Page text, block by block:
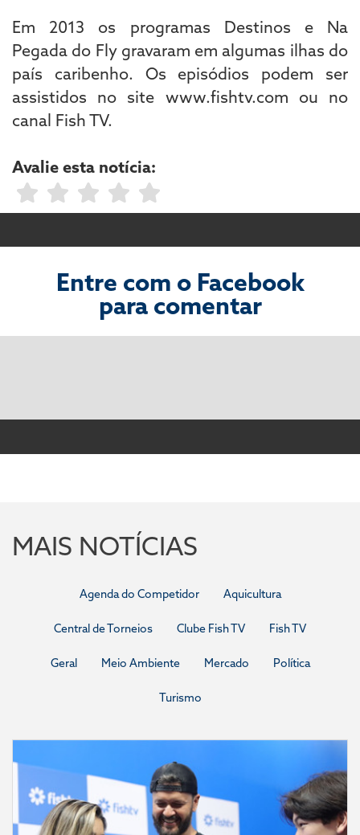
Em 2013 os programas Destinos e Na
Pegada do Fly gravaram em algumas ilhas do
país caribenho. Os episódios podem ser
assistidos no site www.fishtv.com ou no
canal Fish TV.
Avalie esta notícia:
Entre com o Facebook
para comentar
MAIS NOTÍCIAS
Agenda do Competidor Aquicultura
Central de Torneios Clube Fish TV Fish TV
Geral Meio Ambiente Mercado Política
Turismo